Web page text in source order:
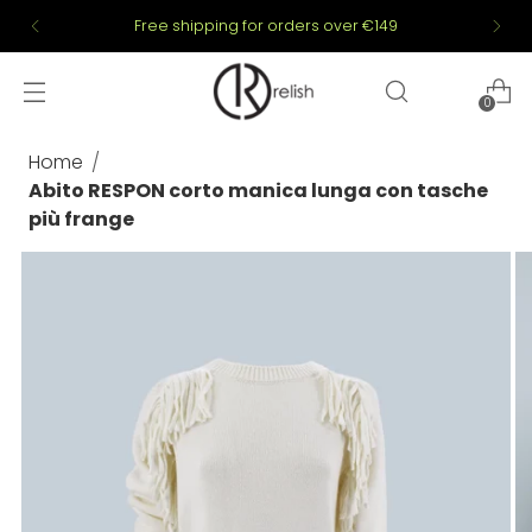
Free shipping for orders over €149
0
Home
Abito RESPON corto manica lunga con tasche
più frange